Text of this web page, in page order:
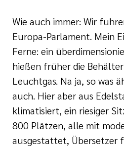
Wie auch immer: Wir
Europa-Parlament. Mein
Ferne: ein
hießen früher die
Leuchtgas. Na ja, so was
auch. Hier aber aus
klimatisiert, ein riesiger
800 Plätzen, alle mit
ausgestattet, Übersetzer